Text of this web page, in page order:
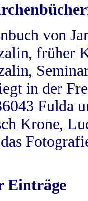
von
früher
in der
Fulda
Krone,
Einträge